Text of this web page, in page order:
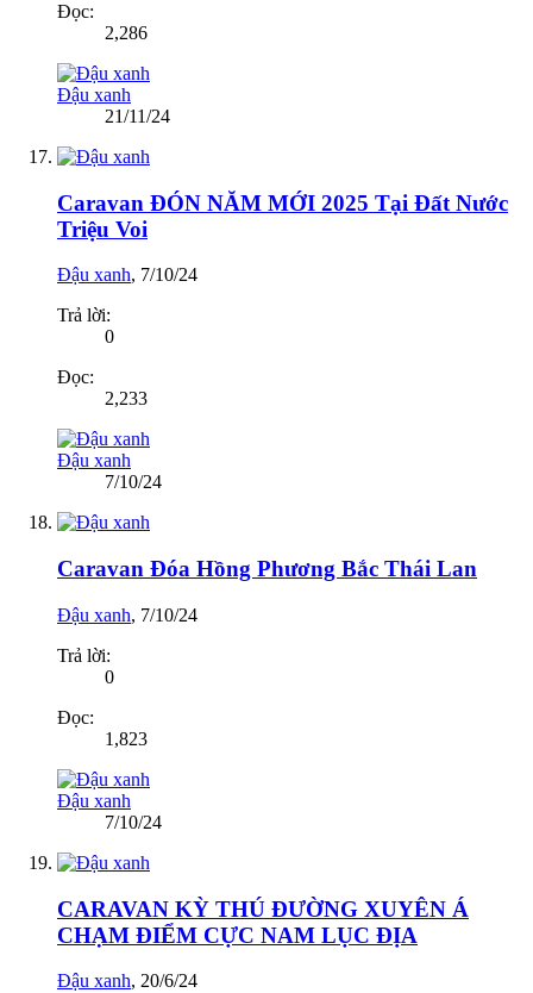
Đọc:
2,286
Đậu xanh
21/11/24
Caravan ĐÓN NĂM MỚI 2025 Tại Đất Nước
Triệu Voi
Đậu xanh, 7/10/24
Trả lời:
0
Đọc:
2,233
Đậu xanh
7/10/24
Caravan Đóa Hồng Phương Bắc Thái Lan
Đậu xanh, 7/10/24
Trả lời:
0
Đọc:
1,823
Đậu xanh
7/10/24
CARAVAN KỲ THÚ ĐƯỜNG XUYÊN Á
CHẠM ĐIỂM CỰC NAM LỤC ĐỊA
Đậu xanh, 20/6/24